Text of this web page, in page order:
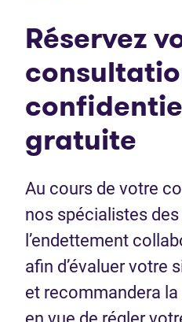
Réservez
gratuite
Au cours de votre
nos spécialistes
l’endettement
afin d’évaluer votre
et recommandera